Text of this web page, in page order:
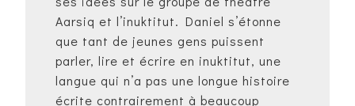
Aarsiq et l’inuktitut. Daniel s’étonne
que tant de jeunes gens puissent
parler, lire et écrire en inuktitut, une
langue qui n’a pas une longue histoire
écrite contrairement à beaucoup